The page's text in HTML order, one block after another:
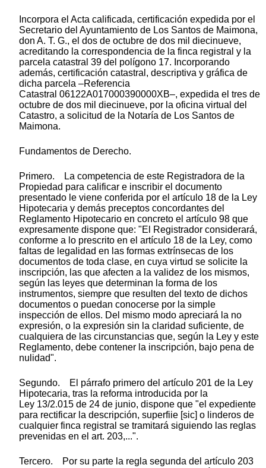
Incorpora el Acta calificada, certificación expedida por el
Secretario del Ayuntamiento de Los Santos de Maimona,
don A. T. G., el dos de octubre de dos mil diecinueve,
acreditando la correspondencia de la finca registral y la
parcela catastral 39 del polígono 17. Incorporando
además, certificación catastral, descriptiva y gráfica de
dicha parcela –Referencia
Catastral 06122A017000390000XB–, expedida el tres de
octubre de dos mil diecinueve, por la oficina virtual del
Catastro, a solicitud de la Notaría de Los Santos de
Maimona.
Fundamentos de Derecho.
Primero. La competencia de este Registradora de la
Propiedad para calificar e inscribir el documento
presentado le viene conferida por el artículo 18 de la Ley
Hipotecaria y demás preceptos concordantes del
Reglamento Hipotecario en concreto el artículo 98 que
expresamente dispone que: "El Registrador considerará,
conforme a lo prescrito en el artículo 18 de la Ley, como
faltas de legalidad en las formas extrínsecas de los
documentos de toda clase, en cuya virtud se solicite la
inscripción, las que afecten a la validez de los mismos,
según las leyes que determinan la forma de los
instrumentos, siempre que resulten del texto de dichos
documentos o puedan conocerse por la simple
inspección de ellos. Del mismo modo apreciará la no
expresión, o la expresión sin la claridad suficiente, de
cualquiera de las circunstancias que, según la Ley y este
Reglamento, debe contener la inscripción, bajo pena de
nulidad".
Segundo. El párrafo primero del artículo 201 de la Ley
Hipotecaria, tras la reforma introducida por la
Ley 13/2.015 de 24 de junio, dispone que "el expediente
para rectificar la descripción, superfiie [sic] o linderos de
cualquier finca registral se tramitará siguiendo las reglas
prevenidas en el art. 203,...".
Tercero. Por su parte la regla segunda del artículo 203